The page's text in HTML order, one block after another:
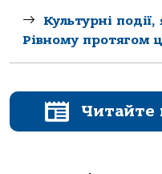
Культурні події,
Рівному протягом
Читайте